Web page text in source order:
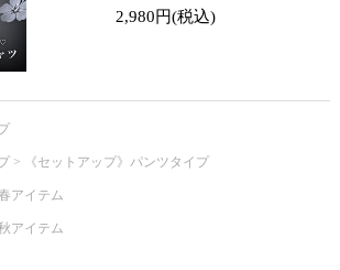
2,980円(税込)
《セットアップ》パンツタイプ
アイテム
アイテム